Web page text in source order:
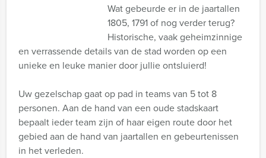
Wat gebeurde er in de jaartallen
1805, 1791 of nog verder terug?
Historische, vaak geheimzinnige
en verrassende details van de stad worden op een
unieke en leuke manier door jullie ontsluierd!
Uw gezelschap gaat op pad in teams van 5 tot 8
personen. Aan de hand van een oude stadskaart
bepaalt ieder team zijn of haar eigen route door het
gebied aan de hand van jaartallen en gebeurtenissen
in het verleden.